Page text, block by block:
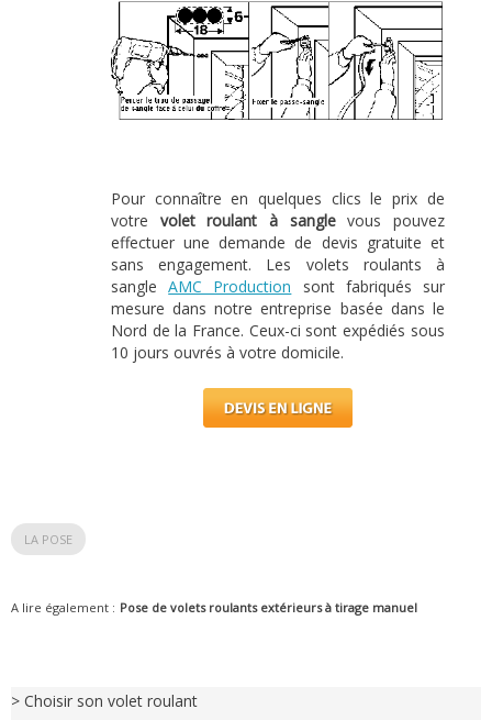
Pour connaître en quelques clics le prix de
votre volet roulant à sanglevous pouvez
effectuer une demande de devis gratuite et
sans engagement. Les volets roulants à
sangleAMC Production sont fabriqués sur
mesure dans notre entreprise basée dans le
Nord de la France. Ceux-ci sont expédiés sous
10 jours ouvrés à votre domicile.
LA POSE
A lire également : Pose de volets roulants extérieurs à tirage manuel
> Choisir son volet roulant